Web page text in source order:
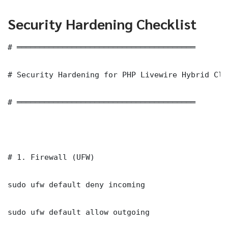
Security Hardening Checklist
# ═══════════════════════════════════════
# Security Hardening for PHP Livewire Hybrid
# ═══════════════════════════════════════
# 1. Firewall (UFW)
sudo ufw default deny incoming
sudo ufw default allow outgoing